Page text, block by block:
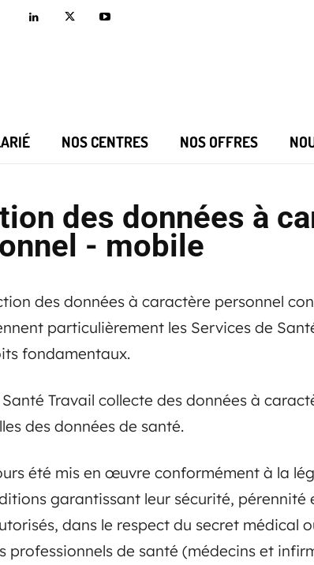
NOS CENTRES NOS OFFRES
des données à
- mobile
des données à caractère personnel
particulièrement les Services de
fondamentaux.
Travail collecte des données à
des données de santé.
été mis en œuvre conformément à la
garantissant leur sécurité, pérennité
dans le respect du secret médical
professionnels de santé (médecins et